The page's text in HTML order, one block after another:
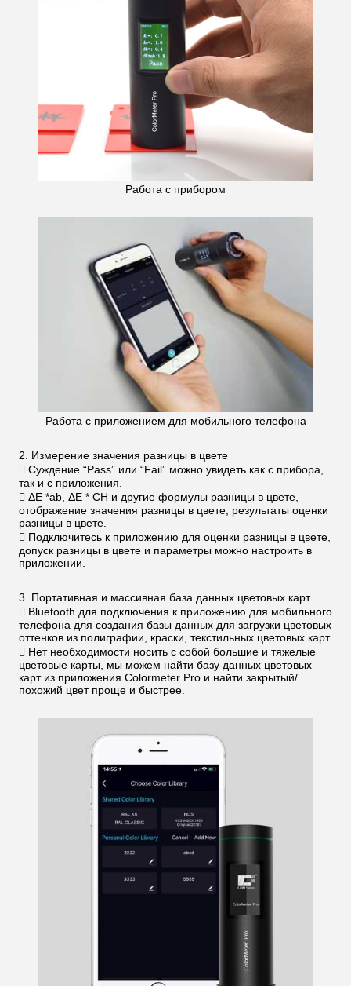
Работа с прибором
Работа с приложением для мобильного телефона
2. Измерение значения разницы в цвете
 Суждение “Pass” или “Fail” можно увидеть как с прибора,
так и с приложения.
 ΔE *ab, ΔE * CH и другие формулы разницы в цвете,
отображение значения разницы в цвете, результаты оценки
разницы в цвете.
 Подключитесь к приложению для оценки разницы в цвете,
допуск разницы в цвете и параметры можно настроить в
приложении.
3. Портативная и массивная база данных цветовых карт
 Bluetooth для подключения к приложению для мобильного
телефона для создания базы данных для загрузки цветовых
оттенков из полиграфии, краски, текстильных цветовых карт.
 Нет необходимости носить с собой большие и тяжелые
цветовые карты, мы можем найти базу данных цветовых
карт из приложения Colormeter Pro и найти закрытый/
похожий цвет проще и быстрее.